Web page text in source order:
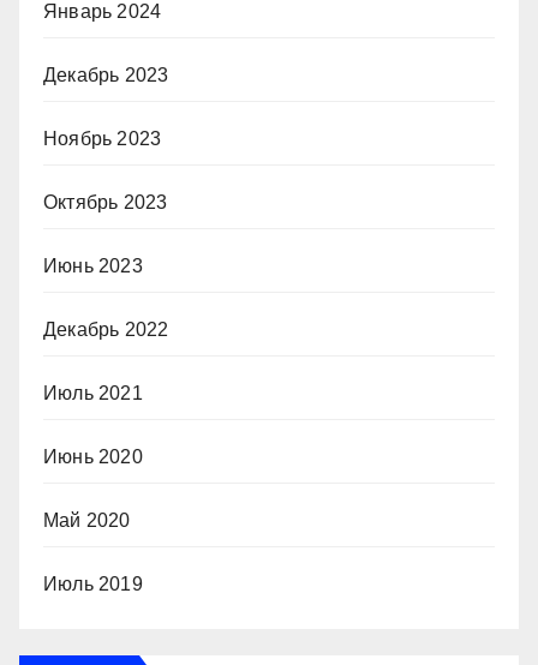
Январь 2024
Декабрь 2023
Ноябрь 2023
Октябрь 2023
Июнь 2023
Декабрь 2022
Июль 2021
Июнь 2020
Май 2020
Июль 2019